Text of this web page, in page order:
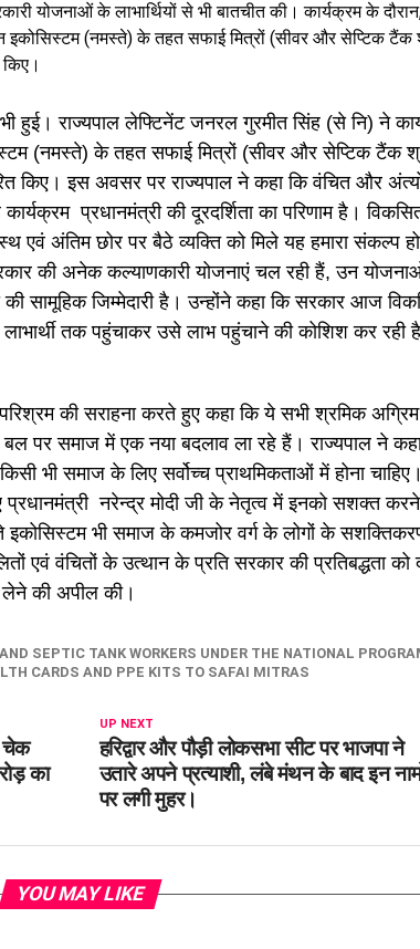
योजनाओं के लाभार्थियों से भी बातचीत की। कार्यक्रम के
(नमस्ते) के तहत सफाई मित्रों (सीवर और सेप्टिक टैंक
हुई। राज्यपाल लेफ्टिनेंट जनरल गुरमीत सिंह (से नि) ने
(नमस्ते) के तहत सफाई मित्रों (सीवर और सेप्टिक टैंक
किए। इस अवसर पर राज्यपाल ने कहा कि वंचित और
प्रधानमंत्री की दूरदर्शिता का परिणाम है।
एवं अंतिम छोर पर बैठे व्यक्ति को मिले यह हमारा संकल्प
की अनेक कल्याणकारी योजनाएं चल रही हैं, उन
की सामूहिक जिम्मेदारी है। उन्होंने कहा कि सरकार आज
तक पहुंचाकर उसे लाभ पहुंचाने की कोशिश कर रही
की सराहना करते हुए कहा कि ये सभी श्रमिक
बल पर समाज में एक नया बदलाव ला रहे हैं। राज्यपाल ने
भी समाज के लिए सर्वोच्च प्राथमिकताओं में होना
नरेन्द्र मोदी जी के नेतृत्व में इनको सशक्त करने
भी समाज के कमजोर वर्ग के लोगों के
एवं वंचितों के उत्थान के प्रति सरकार की प्रतिबद्धता को
लेने की अपील की।
SEPTIC TANK WORKERS UNDER THE NATIONAL
CARDS AND PPE KITS TO SAFAI MITRAS
UP NEXT
हरिद्वार और पौड़ी लोकसभा सीट पर भाजपा ने
उतारे अपने प्रत्याशी, लंबे मंथन के बाद इन
पर लगी मुहर।
चेक
का
YOU MAY LIKE